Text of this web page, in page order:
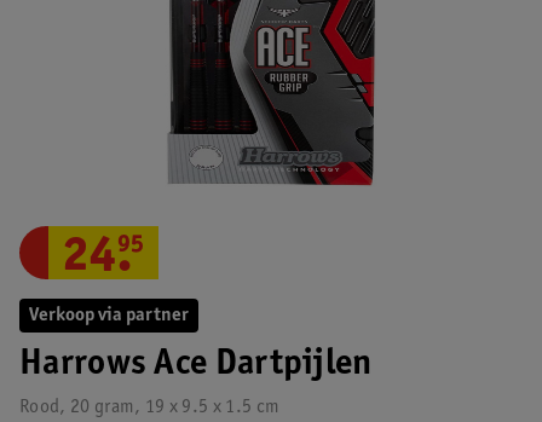
Verkoop via partner
Harrows Ace Dartpijlen
Rood, 20 gram, 19 x 9.5 x 1.5 cm
24.
95